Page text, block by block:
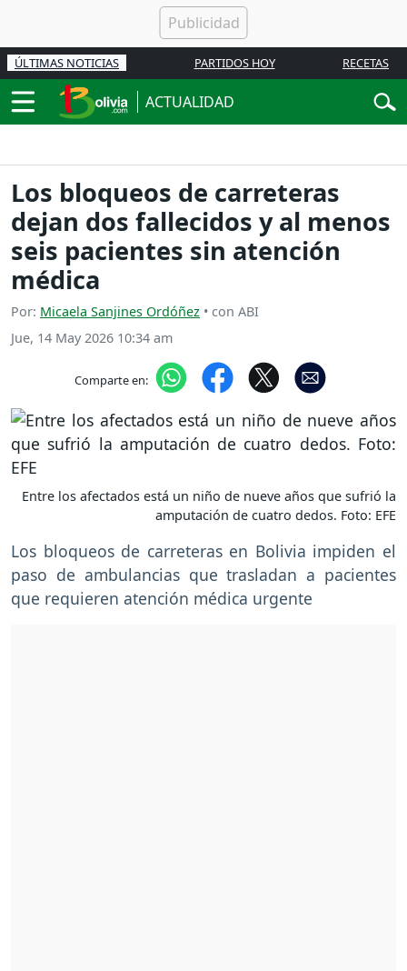
ÚLTIMAS NOTICIAS PARTIDOS HOY RECETAS
ACTUALIDAD
Los bloqueos de carreteras
dejan dos fallecidos y al menos
seis pacientes sin atención
médica
Por: Micaela Sanjines Ordóñez • con ABI
Jue, 14 May 2026 10:34 am
Comparte en:
Entre los afectados está un niño de nueve años que sufrió la
amputación de cuatro dedos. Foto: EFE
Los bloqueos de carreteras en Bolivia impiden el
paso de ambulancias que trasladan a pacientes
que requieren atención médica urgente